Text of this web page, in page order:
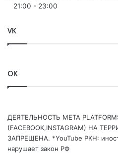
21:00 - 23:00
VK
OK
ДЕЯТЕЛЬНОСТЬ МЕТА
(FACEBOOK,INSTAGRAM) НА
ЗАПРЕЩЕНА. *YouTube РКН:
нарушает закон РФ